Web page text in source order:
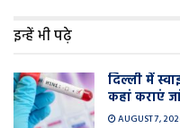
इन्हें भी पढ़े
दिल्ली में
कहां कराएं
AUGUST 7,